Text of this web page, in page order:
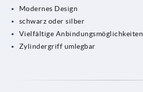
Modernes Design
schwarz oder silber
Vielfältige Anbindungsmöglichkeiten
Zylindergriff umlegbar